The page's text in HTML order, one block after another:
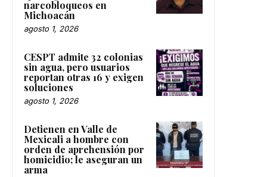
narcobloqueos en
Michoacán
agosto 1, 2026
CESPT admite 32 colonias
sin agua, pero usuarios
reportan otras 16 y exigen
soluciones
agosto 1, 2026
Detienen en Valle de
Mexicali a hombre con
orden de aprehensión por
homicidio; le aseguran un
arma